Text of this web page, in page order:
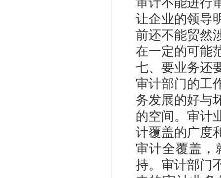
让企业的领导
前还不能贸然
在一定的可能
七、要业务还
审计部门的工
务发展的好与
的空间。审计
计覆盖的广度
审计全覆盖，
持。审计部门